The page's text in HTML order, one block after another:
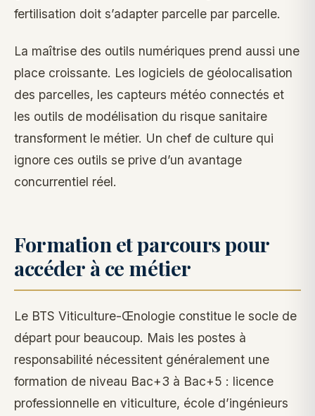
fertilisation doit s’adapter parcelle par parcelle.
La maîtrise des outils numériques prend aussi une
place croissante. Les logiciels de géolocalisation
des parcelles, les capteurs météo connectés et
les outils de modélisation du risque sanitaire
transforment le métier. Un chef de culture qui
ignore ces outils se prive d’un avantage
concurrentiel réel.
Formation et parcours pour
accéder à ce métier
Le BTS Viticulture-Œnologie constitue le socle de
départ pour beaucoup. Mais les postes à
responsabilité nécessitent généralement une
formation de niveau Bac+3 à Bac+5 : licence
professionnelle en viticulture, école d’ingénieurs